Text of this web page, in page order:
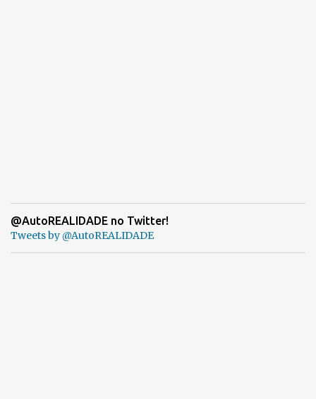
@AutoREALIDADE no Twitter!
Tweets by @AutoREALIDADE